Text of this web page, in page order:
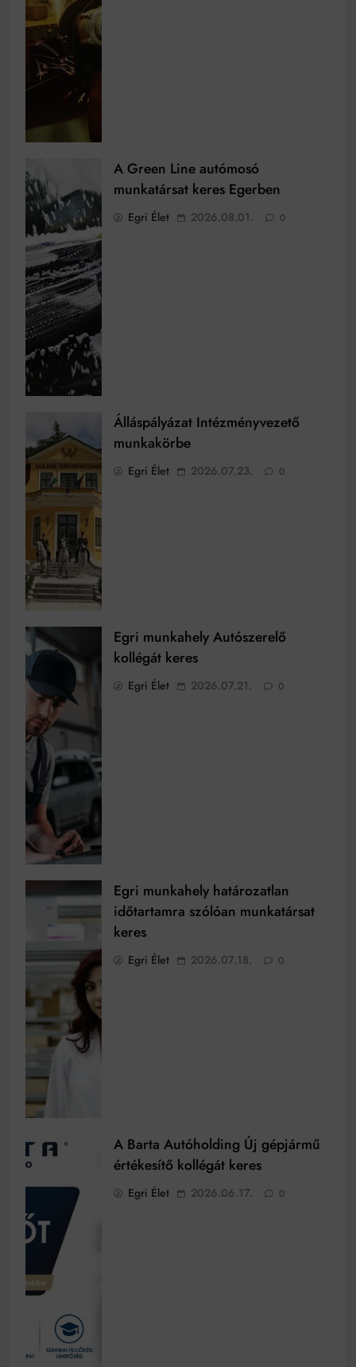
A Green Line autómosó
munkatársat keres Egerben
Egri Élet 2026.08.01. 0
Álláspályázat Intézményvezető
munkakörbe
Egri Élet 2026.07.23. 0
Egri munkahely Autószerelő
kollégát keres
Egri Élet 2026.07.21. 0
Egri munkahely határozatlan
időtartamra szólóan munkatársat
keres
Egri Élet 2026.07.18. 0
A Barta Autóholding Új gépjármű
értékesítő kollégát keres
Egri Élet 2026.06.17. 0